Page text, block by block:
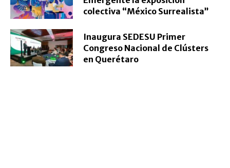
colectiva “México Surrealista”
Inaugura SEDESU Primer
Congreso Nacional de Clústers
en Querétaro